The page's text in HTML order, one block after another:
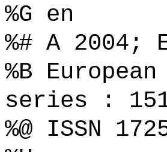
%G en
%# A 2004;
%B
series :
%@ ISSN